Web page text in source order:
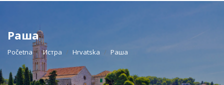
Раша
Početna Истра Hrvatska Раша